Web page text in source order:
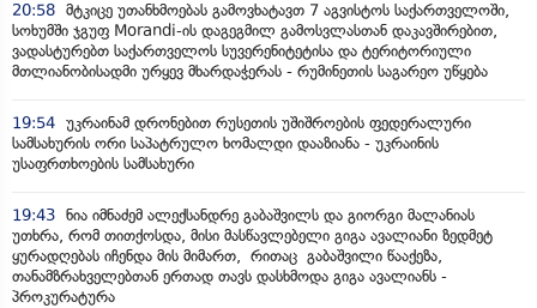
20:58 მტკიცე უთანხმოებას გამოვხატავთ 7 აგვისტოს საქართველოში,
სოხუმში ჯგუფ Morandi-ის დაგეგმილ გამოსვლასთან დაკავშირებით,
ვადასტურებთ საქართველოს სუვერენიტეტისა და ტერიტორიული
მთლიანობისადმი ურყევ მხარდაჭერას - რუმინეთის საგარეო უწყება
19:54 უკრაინამ დრონებით რუსეთის უშიშროების ფედერალური
სამსახურის ორი საპატრულო ხომალდი დააზიანა - უკრაინის
უსაფრთხოების სამსახური
19:43 ნია იმნაძემ ალექსანდრე გაბაშვილს და გიორგი მალანიას
უთხრა, რომ თითქოსდა, მისი მასწავლებელი გიგა ავალიანი ზედმეტ
ყურადღებას იჩენდა მის მიმართ, რითაც გაბაშვილი წააქეზა,
თანამზრახველებთან ერთად თავს დასხმოდა გიგა ავალიანს -
პროკურატურა